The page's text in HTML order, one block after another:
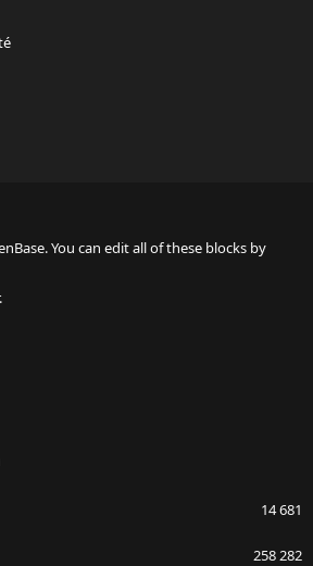
You can edit all of these blocks by
14 681
258 282